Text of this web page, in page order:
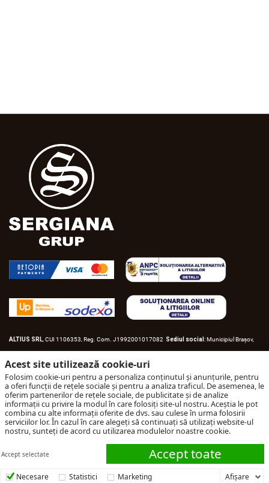
Acest site utilizează cookie-uri
Folosim cookie-uri pentru a personaliza conținutul și anunțurile, pentru
a oferi funcții de rețele sociale și pentru a analiza traficul. De asemenea, le
oferim partenerilor de rețele sociale, de publicitate și de analize
informații cu privire la modul în care folosiți site-ul nostru. Aceștia le pot
combina cu alte informații oferite de dvs. sau culese în urma folosirii
serviciilor lor. În cazul în care alegeți să continuați să utilizați website-ul
nostru, sunteți de acord cu utilizarea modulelor noastre cookie.
Accept selectate Accept toate
Necesare Statistici Marketing Afişare
COȘUL MEU 0.00 lei
ALTIUS SRL, CUI 1106353, Reg. Com. J1992001017082 Sediul social : Municipiul Braşov,
89137/16.12.2020Acord de funcţionarenr. 465/23.06.2022
Termeni și condiții
Politică de confidențialitate
Politică de cookies
Politică de accesibilitate